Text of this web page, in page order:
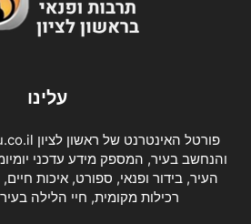
עלינו
והנחשב בעיר, המספק מידע עדכני
העיר, בידור ופנאי, ספורט, איכות
רכילות מקומית, חיי הלילה